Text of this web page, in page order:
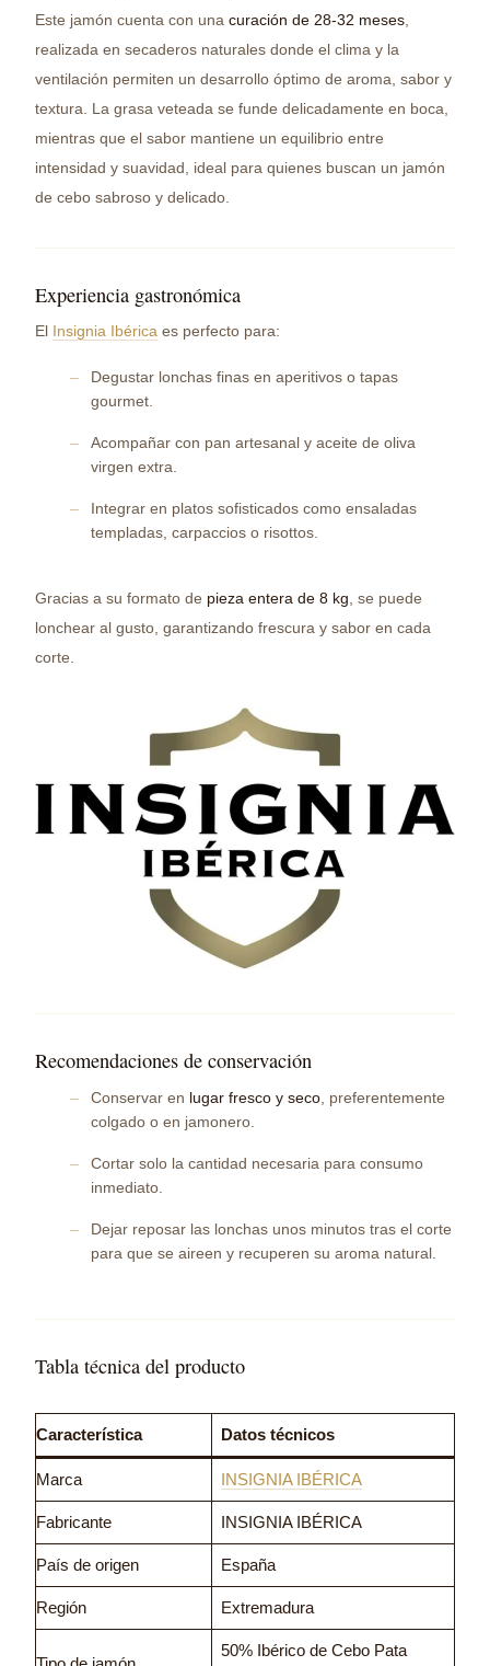
Este jamón cuenta con una curación de 28-32 meses
realizada en secaderos naturales donde el clima y la
ventilación permiten un desarrollo óptimo de aroma, sabor y
textura. La grasa veteada se funde delicadamente en boca,
mientras que el sabor mantiene un equilibrio entre
intensidad y suavidad, ideal para quienes buscan un jamón
de cebo sabroso y delicado.
Experiencia gastronómica
El Insignia Ibérica es perfecto para:
Degustar lonchas finas en aperitivos o tapas
gourmet.
Acompañar con pan artesanal y aceite de oliva
virgen extra.
Integrar en platos sofisticados como ensaladas
templadas, carpaccios o risottos.
Gracias a su formato de pieza entera de 8 kg , se puede
lonchear al gusto, garantizando frescura y sabor en cada
corte.
Recomendaciones de conservación
Conservar en lugar fresco y seco , preferentemente
colgado o en jamonero.
Cortar solo la cantidad necesaria para consumo
inmediato.
Dejar reposar las lonchas unos minutos tras el corte
para que se aireen y recuperen su aroma natural.
Tabla técnica del producto
Característica Datos técnicos
Marca INSIGNIA IBÉRICA
Fabricante INSIGNIA IBÉRICA
País de origen España
Región Extremadura
50% Ibérico de Cebo Pata